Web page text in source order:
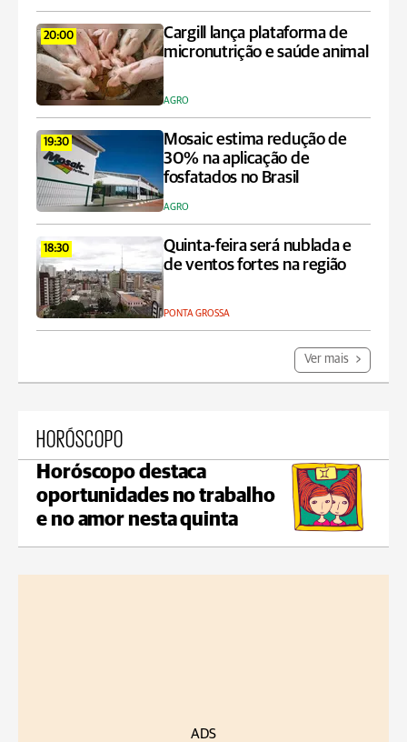
20:00
Cargill lança plataforma de
micronutrição e saúde animal
AGRO
19:30
Mosaic estima redução de
30% na aplicação de
fosfatados no Brasil
AGRO
18:30
Quinta-feira será nublada e
de ventos fortes na região
PONTA GROSSA
Ver mais
HORÓSCOPO
Horóscopo destaca
oportunidades no trabalho
e no amor nesta quinta
ADS